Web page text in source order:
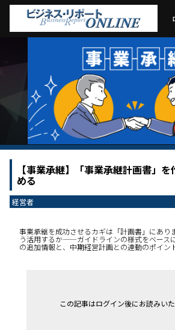
【事業承継】「事業承継計画書」
める
経営者
事業承継を成功させるカギは「計画書」にあり
う活用するか——ガイドラインの様式をベース
の追加情報と、中期経営計画との連動のポイン
この記事はログイン後にお読みいた